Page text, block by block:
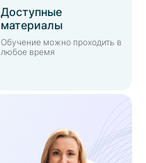
Доступные
материалы
Обучение можно проходить в
любое время